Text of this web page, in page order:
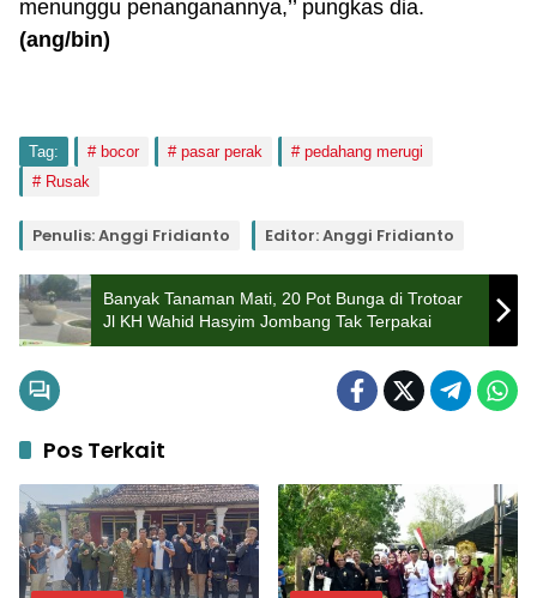
menunggu penanganannya,’’ pungkas dia.
(ang/bin)
Tag: bocor pasar perak
pedahang merugi
Rusak
Penulis: Anggi Fridianto Editor: Anggi Fridianto
Banyak Tanaman Mati, 20 Pot Bunga di Trotoar
Jl KH Wahid Hasyim Jombang Tak Terpakai
Pos Terkait